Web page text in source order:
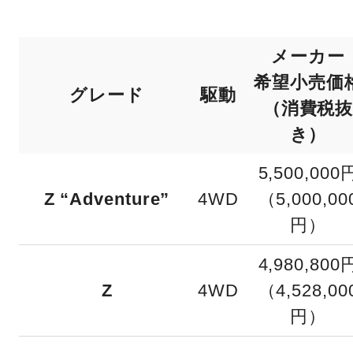
グレード 駆動
メーカー
希望小売価
（消費税抜
き）
Z “Adventure” 4WD
5,500,000
（
円）
Z 4WD
4,980,800
（
円）